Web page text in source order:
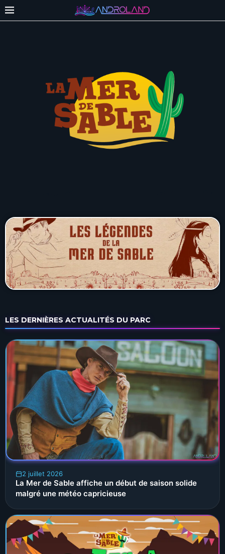
LES DERNIÈRES ACTUALITÉS DU PARC
2 juillet 2026
La Mer de Sable affiche un début de saison solide
malgré une météo capricieuse